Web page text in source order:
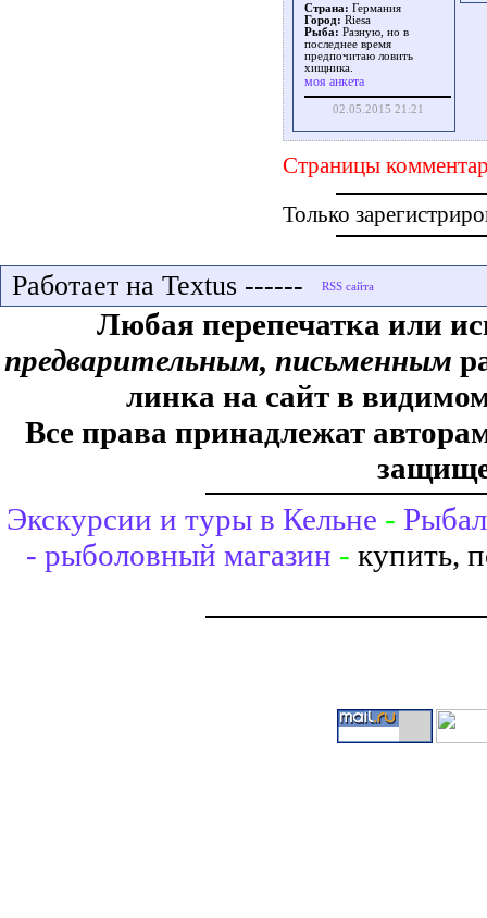
Страна: Германия
Город: Riesa
Рыба: Разную, но в
последнее время
предпочитаю ловить
хищника.
моя анкета
02.05.2015 21:21
Страницы
Только
Работает на Textus ------
Любая перепечатка или
предварительным, письменным
линка на сайт в
Все права принадлежат
Экскурсии и туры в Кельне -
- рыболовный магазин - купить,